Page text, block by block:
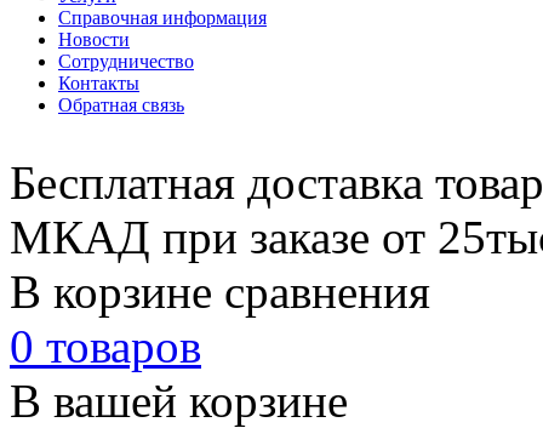
Справочная информация
Новости
Сотрудничество
Контакты
Обратная связь
Бесплатная доставка
МКАД при заказе от
В корзине сравнения
0 товаров
В вашей корзине